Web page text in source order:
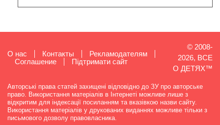
О нас Контакты
Рекламодателям
Cоглашение
Підтримати сайт
© 2008-
2026, ВСЕ
О ДЕТЯХ™
Авторські права статей захищені відповідно до ЗУ про авторське
право. Використання матеріалів в Інтернеті можливе лише з
відкритим для індексації посиланням та вказівкою назви сайту.
Використання матеріалів у друкованих виданнях можливе тільки з
письмового дозволу правовласника.